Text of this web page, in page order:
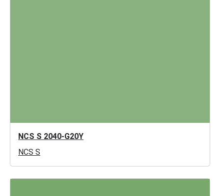
NCS S 2040-G20Y
NCS S